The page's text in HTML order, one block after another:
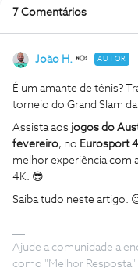
7 Comentários
João H. AUTOR
É um amante de ténis?
torneio do Grand Slam
Assista aos jogos do
fevereiro, no Eurosport
melhor experiência com
4K. 😎
Saiba tudo neste artigo.
Ajude a comunidade a
como "Melhor